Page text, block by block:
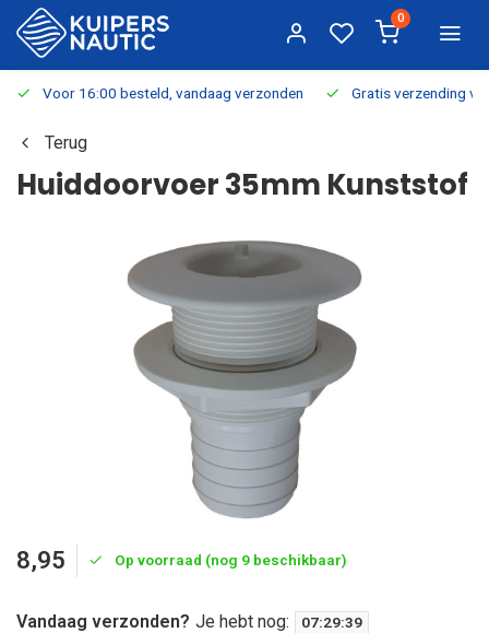
0
Voor 16:00 besteld, vandaag verzonden Gratis verzending
Terug
Huiddoorvoer 35mm Kunststof
8,95 Op voorraad (nog 9 beschikbaar)
Vandaag verzonden? Je hebt nog: 07:29:39